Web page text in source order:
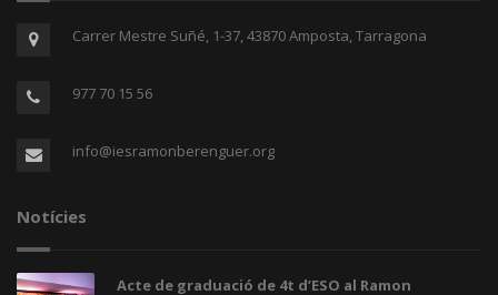
Carrer Mestre Suñé, 1-37, 43870 Amposta, Tarragona
977 70 15 56
info@iesramonberenguer.org
Notícies
Acte de graduació de 4t d’ESO al Ramon